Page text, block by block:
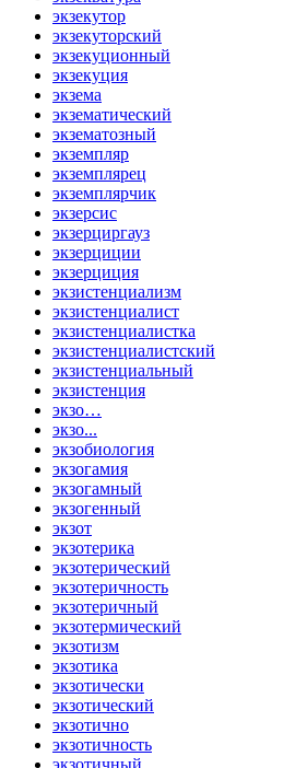
экзекутор
экзекуторский
экзекуционный
экзекуция
экзема
экзематический
экзематозный
экземпляр
экземплярец
экземплярчик
экзерсис
экзерциргауз
экзерциции
экзерциция
экзистенциализм
экзистенциалист
экзистенциалистка
экзистенциалистский
экзистенциальный
экзистенция
экзо…
экзо...
экзобиология
экзогамия
экзогамный
экзогенный
экзот
экзотерика
экзотерический
экзотеричность
экзотеричный
экзотермический
экзотизм
экзотика
экзотически
экзотический
экзотично
экзотичность
экзотичный